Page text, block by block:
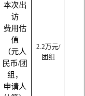
本次出
访
费用估
值
（元人
民币/团
组，
申请人
2.2 万元/
团组